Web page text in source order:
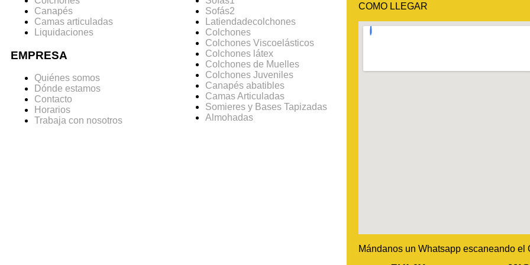
Canapés
Camas articuladas
Liquidaciones
EMPRESA
Quiénes somos
Dónde estamos
Contacto
Horarios
Trabaja con nosotros
Sofás2
Latiendadecolchones
Colchones
Colchones Viscoelásticos
Colchones látex
Colchones de Muelles
Colchones Juveniles
Canapés abatibles
Camas Articuladas
Somieres y Bases Tapizadas
Almohadas
COMO LLEGAR
Mándanos un Whatsapp escaneando el